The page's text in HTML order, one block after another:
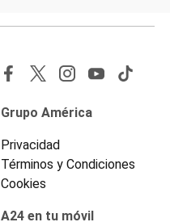
Grupo América
Privacidad
Términos y Condiciones
Cookies
A24 en tu móvil